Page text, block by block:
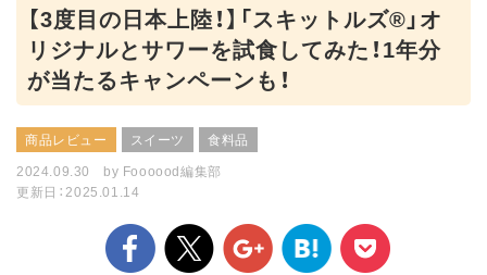
【3度目の日本上陸！】「スキットルズ®」オ
リジナルとサワーを試食してみた！1年分
が当たるキャンペーンも！
商品レビュー スイーツ
食料品
2024.09.30
by Foooood編集部
更新日：2025.01.14